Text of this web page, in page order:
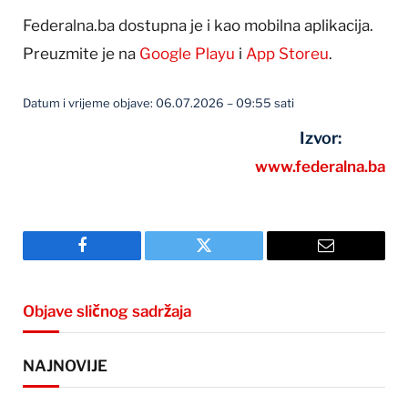
Federalna.ba dostupna je i kao mobilna aplikacija.
Preuzmite je na Google Playu i App Storeu.
Datum i vrijeme objave: 06.07.2026 – 09:55 sati
Izvor:
www.federalna.ba
Facebook Twitter Email
Objave sličnog sadržaja
NAJNOVIJE